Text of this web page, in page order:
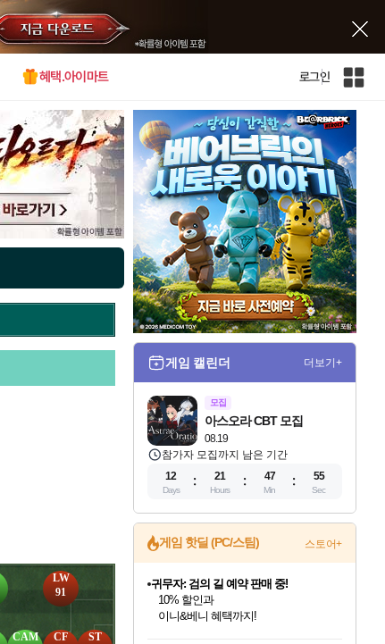
혜택.아이마트 로그인
인
사
이
트
맵
CAM
LW
91
CF
ST
게임 캘린더 더보기+
모집
08.19
아스오라 CBT 모집
참가자 모집까지 남은 기간
12
Days
21
Hours
47
Min
54
Sec
게임 핫딜 (PC/스팀) 스토어+
비스트 오브 리인카네이션 정식 출시!
게임프릭 신작 IP
네이버 혜택가와 함께 예약하세요!